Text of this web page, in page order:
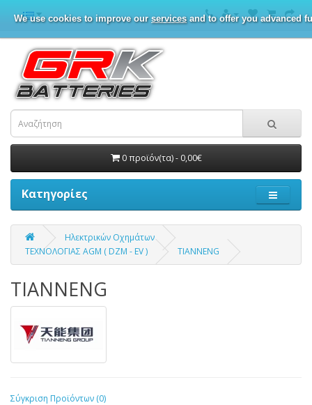
We use cookies to improve our servicesand to offer you advanced
0 προϊόν(τα) - 0,00€
Κατηγορίες
Ηλεκτρικών Οχημάτων
ΤΕΧΝΟΛΟΓΙΑΣ AGM ( DZM - EV )
TIANNENG
TIANNENG
Σύγκριση Προϊόντων (0)